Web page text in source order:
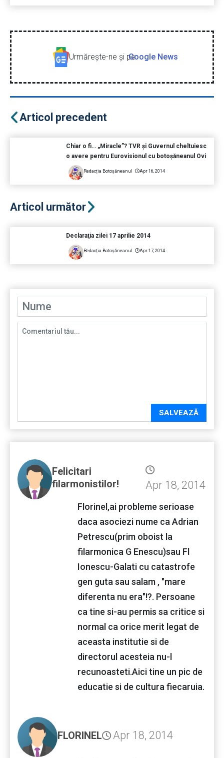
Urmăreşte-ne şi peGoogle News
Articol precedent
Chiar o fi… „Miracle”? TVR şi Guvernul cheltuiesc
o avere pentru Eurovisionul cu botoşăneanul Ovi
Redacția Botoșăneanul Apr 16, 2014
Articol următor
Declaraţia zilei 17 aprilie 2014
Redacția Botoșăneanul Apr 17, 2014
SALVEAZĂ
Felicitari
filarmonistilor!
Apr 18, 2014
Florinel,ai probleme serioase
daca asociezi nume ca Adrian
Petrescu(prim oboist la
filarmonica G Enescu)sau Fl
Ionescu-Galati cu catastrofe
gen guta sau salam , "mare
diferenta nu era"!?. Persoane
ca tine si-au permis sa critice si
normal ca orice merit legat de
aceasta institutie si de
directorul acesteia nu-l
recunoasteti.Aici tine un pic de
educatie si de cultura fiecaruia.
FLORINEL Apr 18, 2014